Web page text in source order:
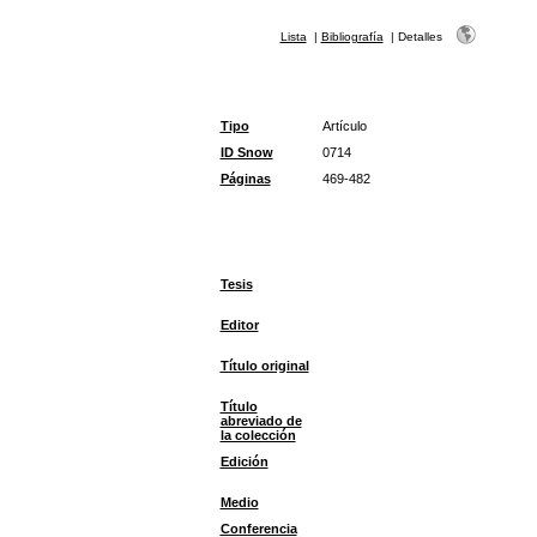
Lista | Bibliografía | Detalles
Tipo
Artículo
ID Snow
0714
Páginas
469-482
Tesis
Editor
Título original
Título
abreviado de
la colección
Edición
Medio
Conferencia